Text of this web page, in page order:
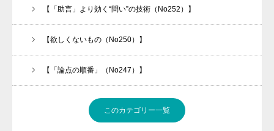
【「助言」より効く“問い”の技術（No252）】
【欲しくないもの（No250）】
【「論点の順番」（No247）】
このカテゴリー一覧